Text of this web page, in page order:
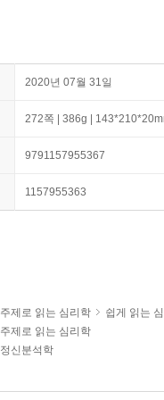
2020년 07월 31일
272쪽 | 386g |
9791157955367
1157955363
주제로 읽는 심리학
쉽게 읽는
주제로 읽는 심리학
정신분석학